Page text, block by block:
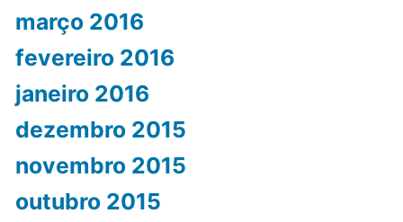
março 2016
fevereiro 2016
janeiro 2016
dezembro 2015
novembro 2015
outubro 2015